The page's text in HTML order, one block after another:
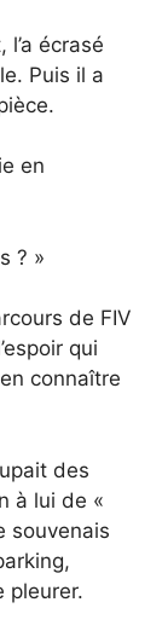
l’a écrasé
Puis il a
en
? »
de FIV
qui
connaître
des
à lui de «
souvenais
pleurer.